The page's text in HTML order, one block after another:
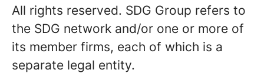
All rights reserved. SDG Group refers to
the SDG network and/or one or more of
its member firms, each of which is a
separate legal entity.